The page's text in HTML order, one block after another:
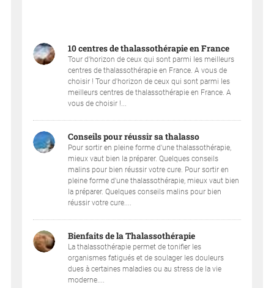
10 centres de thalassothérapie en France
Tour d'horizon de ceux qui sont parmi les meilleurs
centres de thalassothérapie en France. A vous de
choisir ! Tour d'horizon de ceux qui sont parmi les
meilleurs centres de thalassothérapie en France. A
vous de choisir !...
Conseils pour réussir sa thalasso
Pour sortir en pleine forme d'une thalassothérapie,
mieux vaut bien la préparer. Quelques conseils
malins pour bien réussir votre cure. Pour sortir en
pleine forme d'une thalassothérapie, mieux vaut bien
la préparer. Quelques conseils malins pour bien
réussir votre cure....
Bienfaits de la Thalassothérapie
La thalassothérapie permet de tonifier les
organismes fatigués et de soulager les douleurs
dues à certaines maladies ou au stress de la vie
moderne....